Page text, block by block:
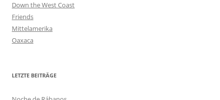
Down the West Coast
Friends
Mittelamerika
Oaxaca
LETZTE BEITRÄGE